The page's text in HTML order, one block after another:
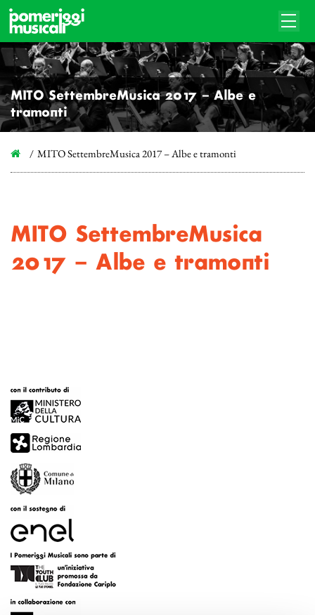
MITO SettembreMusica 2017 – Albe e
tramonti
MITO SettembreMusica 2017 – Albe e tramonti
MITO SettembreMusica
2017 – Albe e tramonti